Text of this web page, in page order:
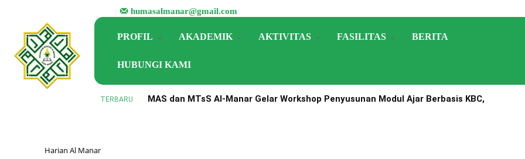
humasalmanar@gmail.com
PROFIL AKADEMIK AKTIVITAS FASILITAS BERITA
HUBUNGI KAMI
TERBARU
MAS dan MTsS Al-Manar Gelar Workshop Penyusunan Modul Ajar Berbasis KBC,
Harian Al Manar